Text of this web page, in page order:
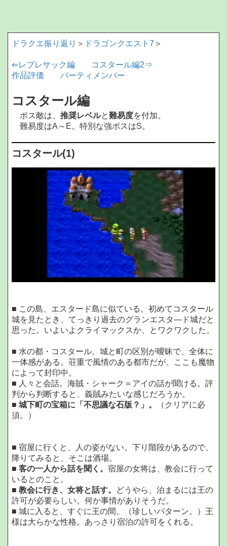
ドラクエ振り返り ＞ ドラゴンクエスト7 ＞
⇐レブレサック編
コスタール編2⇒
作品評価
パーティメンバー
コスタール編
ボス敵は、 推奨レベルと難易度を付加。
難易度はA～E。特別な強ボスはS。
コスタール(1)
■ この島、エスタード島に似ている。初めてコスタール
城を見たとき、てっきり過去のグランエスタ―ド城だと
思った。いよいよクライマックスか、とワクワクした。
■ 水の都・コスタール。城と町の区別が曖昧で、全体に
一体感がある。荘重で風情のある都市だが、ここも魔物
によって封印中。
■ 人々と会話。海賊・シャーク＝アイの話が聞ける。評
判から判断すると、義賊みたいな感じだろうか。
■ 城下町の宝箱に「不思議な石版？」。
（クリアに必
須。）
■ 宿屋に行くと、人の姿がない。下り階段があるので、
降りてみると、そこは酒場。
■ 客の一人から話を聞く。 宿屋の女将は、教会に行って
いるとのこと。
■ 教会に行き、女将と話す。
どうやら、泊まるには王の
許可が必要らしい。何か事情がありそうだ。
■ 城に入ると、すぐに王の間。（珍しいパターン。）王
様は大らかな性格。あっさり宿泊の許可をくれる。